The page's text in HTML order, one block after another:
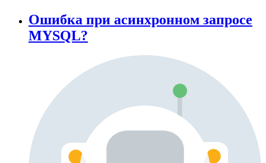
Ошибка при асинхронном запросе
MYSQL?